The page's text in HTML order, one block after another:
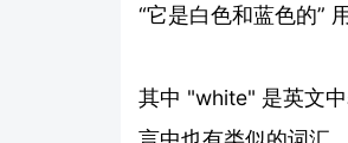
“它是白色和蓝色的”
其中 "white" 是英文